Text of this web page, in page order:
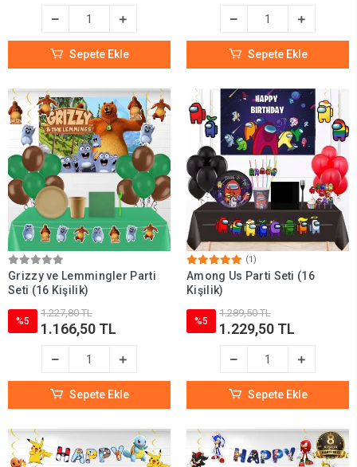
Sepete Ekle Sepete Ekle
Grizzy ve Lemmingler Parti
Seti (16 Kişilik)
%5
1.227,80 TL
1.166,50 TL
Sepete Ekle
(1)
Among Us Parti Seti (16
Kişilik)
%5
1.289,50 TL
1.229,50 TL
Sepete Ekle